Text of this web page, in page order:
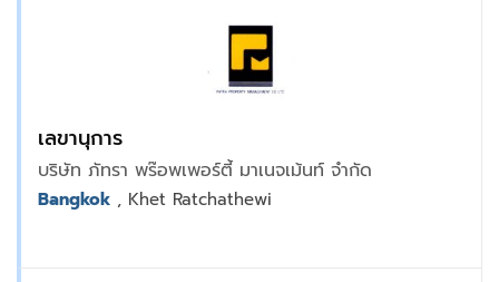
เลขานุการ
บริษัท ภัทรา พร๊อพเพอร์ตี้ มาเนจเม้นท์ จำกัด
Bangkok , Khet Ratchathewi